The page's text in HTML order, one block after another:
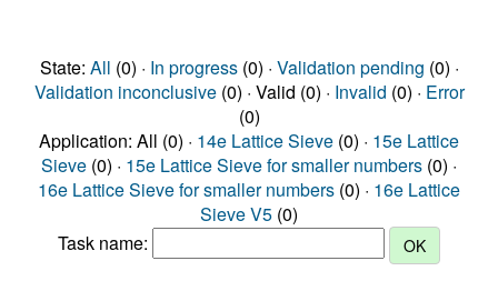
State: All (0) · In progress(0) · Validation pending (0) ·
Validation inconclusive(0) · Valid (0) · Invalid (0) · Error
(0)
Application: All (0) · 14e Lattice Sieve (0) · 15e Lattice
Sieve (0) · 15e Lattice Sieve for smaller numbers (0) ·
16e Lattice Sieve for smaller numbers (0) · 16e Lattice
Sieve V5 (0)
Task name: